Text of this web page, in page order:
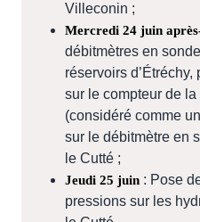
Villeconin ;
Mercredi 24 juin
débitmètres en
réservoirs
sur le compteur de
(considéré comme
sur le débitmètre en
le Cutté ;
Jeudi 25 juin : Pose
pressions sur les